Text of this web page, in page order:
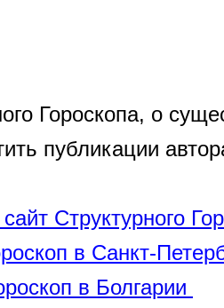
Гороскопа, о
публикации
Структурного
в Санкт-
в Болгарии